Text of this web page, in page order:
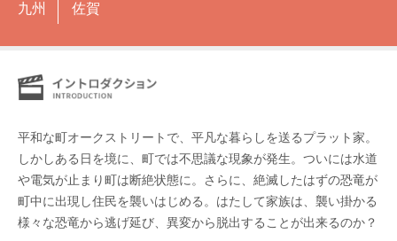
九州 佐賀
平和な町オークストリートで、平凡な暮らしを送るプラット家。
しかしある日を境に、町では不思議な現象が発生。ついには水道
や電気が止まり町は断絶状態に。さらに、絶滅したはずの恐竜が
町中に出現し住民を襲いはじめる。はたして家族は、襲い掛かる
様々な恐竜から逃げ延び、異変から脱出することが出来るのか？